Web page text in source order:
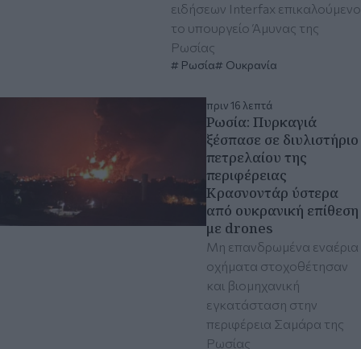
ειδήσεων Interfax επικαλούμενο
το υπουργείο Άμυνας της
Ρωσίας
Ρωσία Ουκρανία
πριν 16 λεπτά
Ρωσία: Πυρκαγιά
ξέσπασε σε διυλιστήριο
πετρελαίου της
περιφέρειας
Κρασνοντάρ ύστερα
από ουκρανική επίθεση
με drones
Μη επανδρωμένα εναέρια
οχήματα στοχοθέτησαν
και βιομηχανική
εγκατάσταση στην
περιφέρεια Σαμάρα της
Ρωσίας